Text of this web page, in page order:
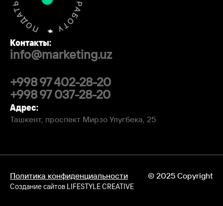
Контакты:
info@marketing.uz
+998 97 402-28-20
+998 97 037-28-20
Адрес:
Ташкент, проспект Мирзо Улугбека, 25
Политика конфиденциальности
© 2025 Copyright
Создание сайтов LIFESTYLE CREATIVE